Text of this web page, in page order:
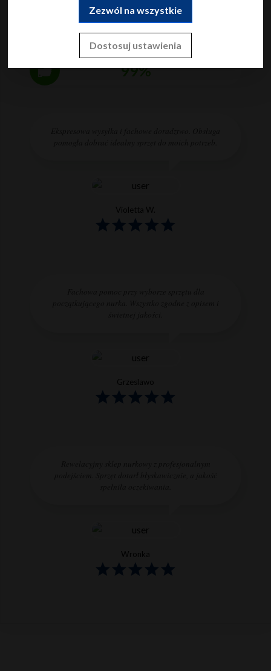
Zezwól na wszystkie
Dostosuj ustawienia
4.8/5
99%
Violetta W.
Grzeslawo
Wronka